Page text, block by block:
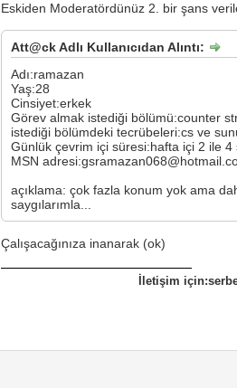
Eskiden Moderatördünüz 2. bir şans
Att@ck Adlı Kullanıcıdan Alıntı:
Adı:ramazan
Yaş:28
Cinsiyet:erkek
Görev almak istediği bölümü:counter
istediği bölümdeki tecrübeleri:cs ve
Günlük çevrim içi süresi:hafta içi 2 ile
MSN
açıklama: çok fazla konum yok ama
saygılarımla...
Çalışacağınıza inanarak (ok)
İletişim